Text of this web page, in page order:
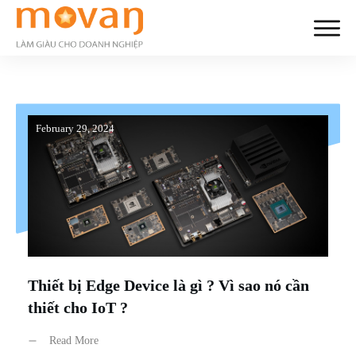
February 29, 2024
Thiết bị Edge Device là gì ? Vì sao nó cần
thiết cho IoT ?
Read More